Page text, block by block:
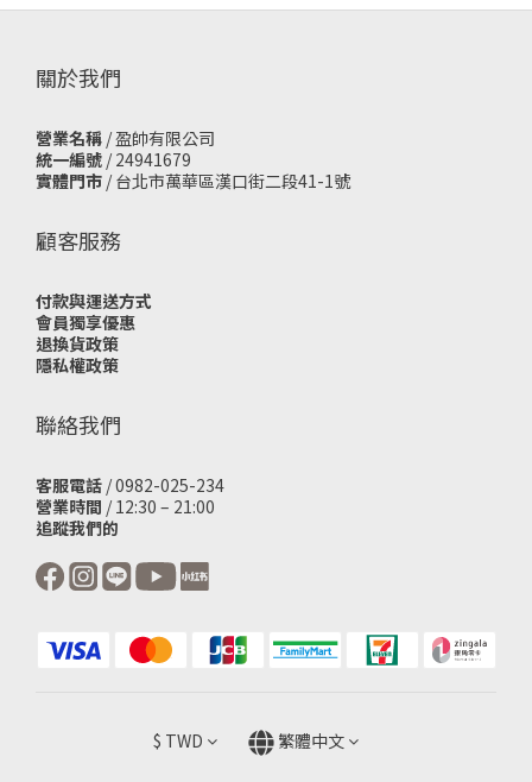
關於我們
營業名稱 / 盈帥有限公司
統一編號 / 24941679
實體門市 / 台北市萬華區漢口街二段41-1號
顧客服務
付款與運送方式
會員獨享優惠
退換貨政策
隱私權政策
聯絡我們
客服電話 / 0982-025-234
營業時間 / 12:30 – 21:00
追蹤我們的
$ TWD 繁體中文